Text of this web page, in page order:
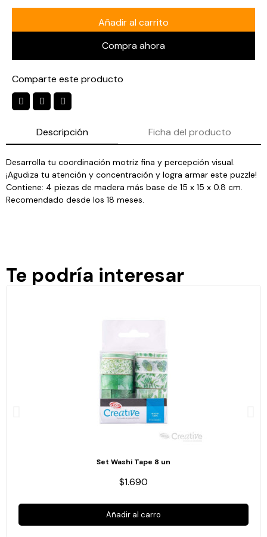
Añadir al carrito
Compra ahora
Comparte este producto
Descripción Ficha del producto
Desarrolla tu coordinación motriz fina y percepción visual.
¡Agudiza tu atención y concentración y logra armar este puzzle!
Contiene: 4 piezas de madera más base de 15 x 15 x 0.8 cm.
Recomendado desde los 18 meses.
Te podría interesar
Set Washi Tape 8 un
$1.690
Añadir al carro